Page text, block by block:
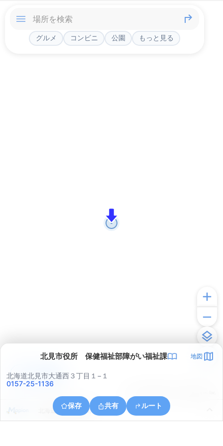
グルメ コンビニ 公園 もっと見る
北見市役所 保健福祉部障がい福祉課 地図
北海道北見市大通西３丁目１−１
0157-25-1136
保存 共有 ルート
北海道北見市朝日町
アプリで見る